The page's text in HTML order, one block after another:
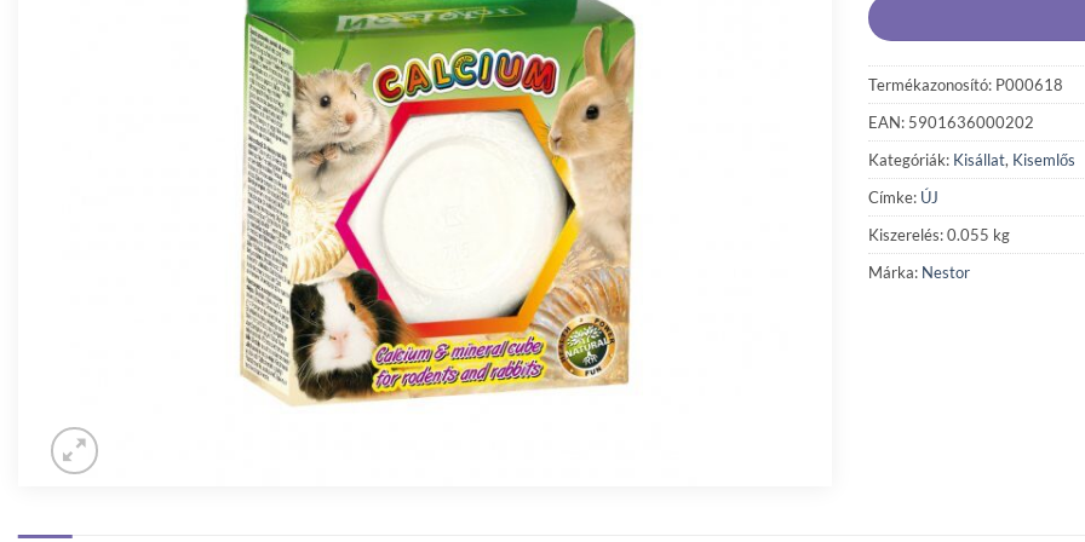
Termékazonosító: P000618
EAN: 5901636000202
Kategóriák: Kisállat, Kisemlős
Címke: ÚJ
Kiszerelés: 0.055 kg
Márka: Nestor